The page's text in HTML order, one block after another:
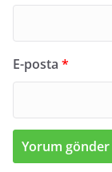
E-posta *